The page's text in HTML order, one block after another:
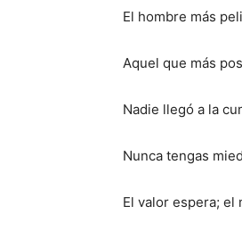
El hombre más
Aquel que más
Nadie llegó a la
Nunca tengas
El valor espera; el